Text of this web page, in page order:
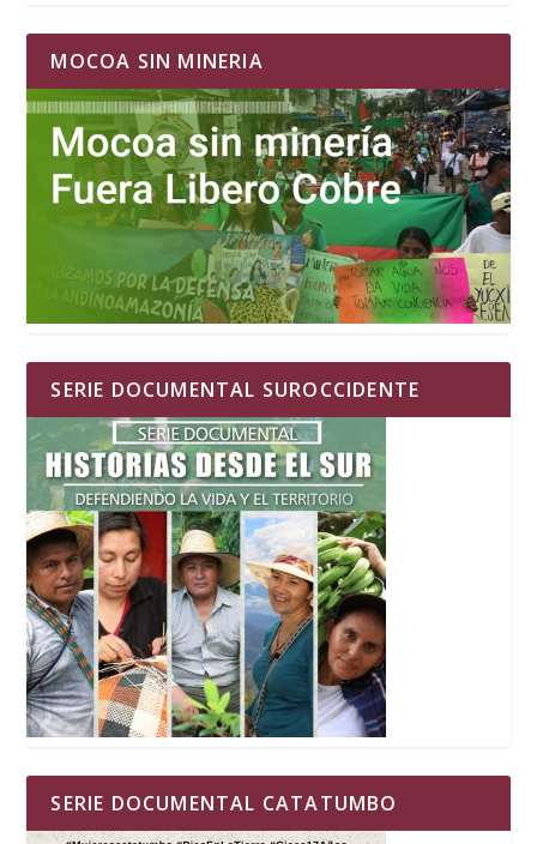
MOCOA SIN MINERIA
SERIE DOCUMENTAL SUROCCIDENTE
SERIE DOCUMENTAL CATATUMBO